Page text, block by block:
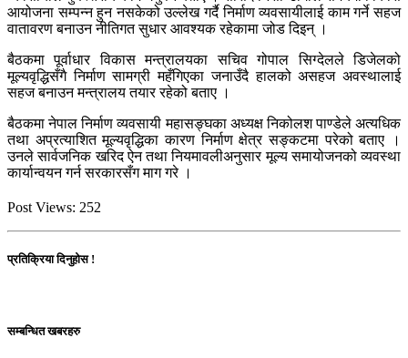
आयोजना सम्पन्न हुन नसकेको उल्लेख गर्दै निर्माण व्यवसायीलाई काम गर्ने सहज
वातावरण बनाउन नीतिगत सुधार आवश्यक रहेकामा जोड दिइन् ।
बैठकमा पूर्वाधार विकास मन्त्रालयका सचिव गोपाल सिग्देलले डिजेलको
मूल्यवृद्धिसँगै निर्माण सामग्री महँगिएका जनाउँदै हालको असहज अवस्थालाई
सहज बनाउन मन्त्रालय तयार रहेको बताए ।
बैठकमा नेपाल निर्माण व्यवसायी महासङ्घका अध्यक्ष निकोलश पाण्डेले अत्यधिक
तथा अप्रत्याशित मूल्यवृद्धिका कारण निर्माण क्षेत्र सङ्कटमा परेको बताए ।
उनले सार्वजनिक खरिद ऐन तथा नियमावलीअनुसार मूल्य समायोजनको व्यवस्था
कार्यान्वयन गर्न सरकारसँग माग गरे ।
Post Views: 252
प्रतिक्रिया दिनुहोस !
सम्बन्धित खबरहरु